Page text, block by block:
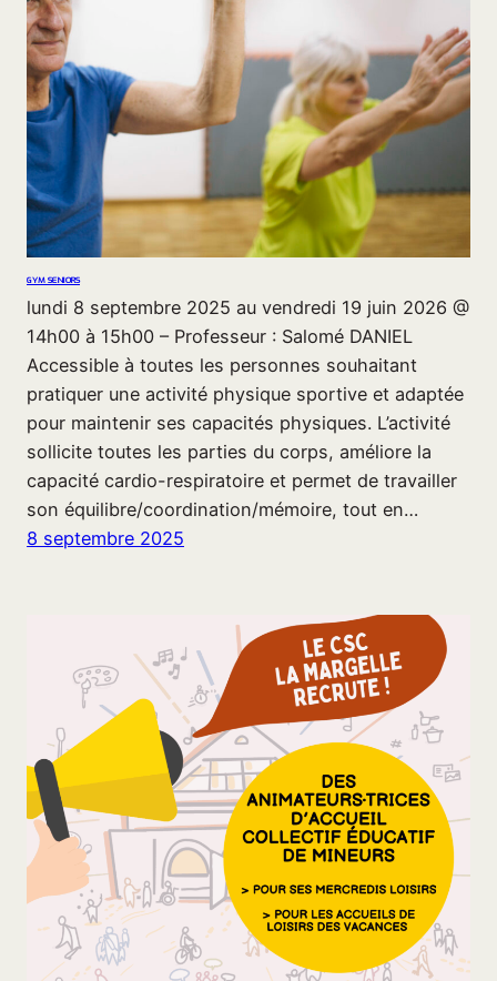
GYM SENIORS
lundi 8 septembre 2025 au vendredi 19 juin 2026 @
14h00 à 15h00 – Professeur : Salomé DANIEL
Accessible à toutes les personnes souhaitant
pratiquer une activité physique sportive et adaptée
pour maintenir ses capacités physiques. L’activité
sollicite toutes les parties du corps, améliore la
capacité cardio-respiratoire et permet de travailler
son équilibre/coordination/mémoire, tout en…
8 septembre 2025